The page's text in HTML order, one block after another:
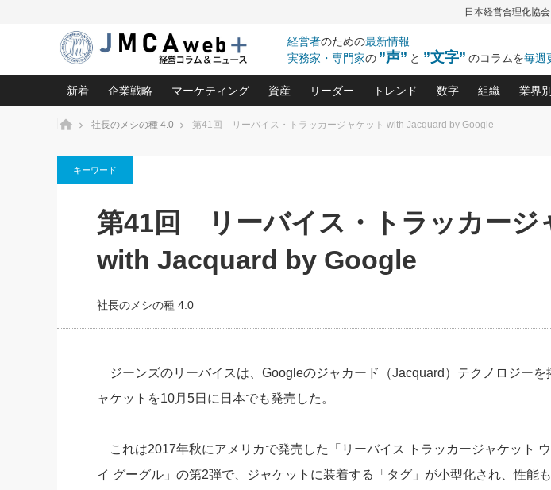
日本経営合理化協
経営者のための最新情報
実務家・専門家の ”声” と ”文字” のコラムを毎週
新着
利を勧めてきます！やはり固定
がよいのでしょうか！
2026.08.7
う間にグローバル成長企業に」
FOOD & LIFE COMPANIES
日号）
企業戦略
中小企業の「１位づくり」戦略(96)
利益を最大化する「業務改善」横田尚哉氏(5)
強い会社を築く ビジネス・クリニック(240)
日本レーザー「人を大切にしながら利益を上げる経営」の極意
(3)
武器としてのM&A入門(3)
社長のための“儲かる通販”戦略視点(151)
継続経営 百話百行(85)
マーケティング
ロングセラーの玉手箱(9)
大復活＆快進撃！ユニバーサルスタジオジャパンの成功要因と
は(5)
資産
中国経済の最新動向(204)
事業承継の前に、決めておきたい、知っておきたい、
きたいコト(12)
会社と社長のための資産管理講座(95)
リーダー
ピョートル・F・グジバチの『経営戦略の新常
指導者たる者かくあるべし(635)
朝礼・会議での「社長の３分間スピーチ」ネタ
次もあなたにお願いしたいと思われる「一流
社長の右腕をつくる 人と組織を動かす(200)
酒井英之の社長のビジョン実現道場(10)
トレンド
北村森の「今月のヒット商品」
次の売れ筋をつかむ術(102)
社長のメシの種 4.0(206)
数字
おカネが残る決算
強い決算書の会社は
銀行交渉はこうしな
組織
賃金決定の
顧客・社員
業界別
大
柿内
ホーム 社長のメシの種 4.0 第41回 リーバイス・トラッカージャケット with Jacquard by Google
キーワード
第41回 リーバイス・トラッカージ
with Jacquard by Google
社長のメシの種 4.0
ジーンズのリーバイスは、Googleのジャカード（Jacquard）テクノロジーを
ャケットを10月5日に日本でも発売した。
これは2017年秋にアメリカで発売した「リーバイス トラッカージャケット
イ グーグル」の第2弾で、ジャケットに装着する「タグ」が小型化され、性能も